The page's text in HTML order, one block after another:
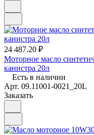
24 487.20 ₽
Моторное масло
канистра 20л
Есть в наличии
Арт. 09.11001-0021_20L
Заказать